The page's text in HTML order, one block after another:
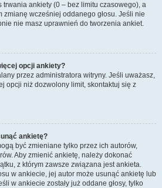
trwania ankiety (0 – bez limitu czasowego), a
zmianę wcześniej oddanego głosu. Jeśli nie
nie masz uprawnień do tworzenia ankiet.
opcji ankiety?
przez administratora witryny. Jeśli uważasz,
opcji niż dozwolony limit, skontaktuj się z
ankietę?
być zmieniane tylko przez ich autorów,
Aby zmienić ankietę, należy dokonać
z którym zawsze związana jest ankieta.
w ankiecie, jej autor może usunąć ankietę lub
w ankiecie zostały już oddane głosy, tylko